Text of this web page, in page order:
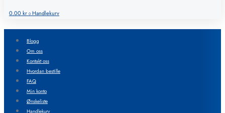
0.00kr 0 Handlekurv
Blogg
Om oss
Kontakt oss
Hvordan bestille
FAQ
Min konto
Ønskeliste
Handlekurv